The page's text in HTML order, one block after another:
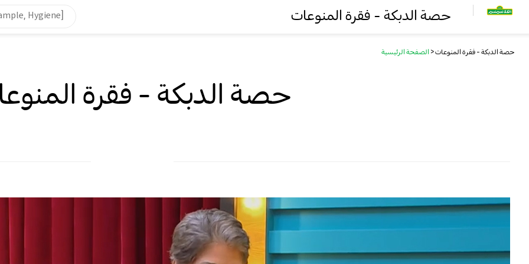
حصة الدبكة - فقرة المنوعات
حصة الدبكة - فقرة المنوعات< الصفحة الرئيسية
حصة الدبكة - فقرة